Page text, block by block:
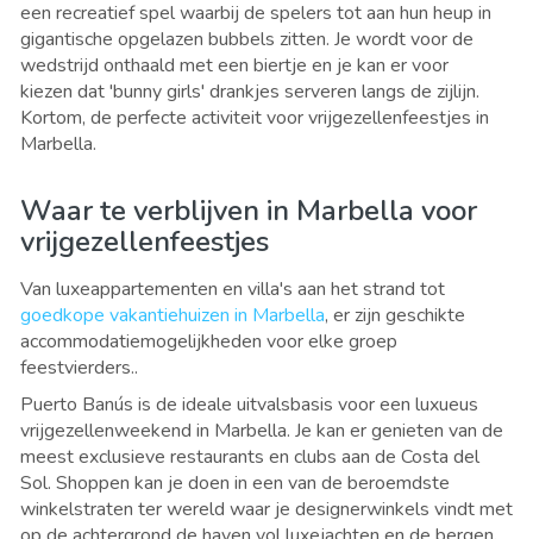
een recreatief spel waarbij de spelers tot aan hun heup in
gigantische opgelazen bubbels zitten. Je wordt voor de
wedstrijd onthaald met een biertje en je kan er voor
kiezen dat 'bunny girls' drankjes serveren langs de zijlijn.
Kortom, de perfecte activiteit voor vrijgezellenfeestjes in
Marbella.
Waar te verblijven in Marbella voor
vrijgezellenfeestjes
Van luxeappartementen en villa's aan het strand tot
goedkope vakantiehuizen in Marbella, er zijn geschikte
accommodatiemogelijkheden voor elke groep
feestvierders..
Puerto Banús is de ideale uitvalsbasis voor een luxueus
vrijgezellenweekend in Marbella. Je kan er genieten van de
meest exclusieve restaurants en clubs aan de Costa del
Sol. Shoppen kan je doen in een van de beroemdste
winkelstraten ter wereld waar je designerwinkels vindt met